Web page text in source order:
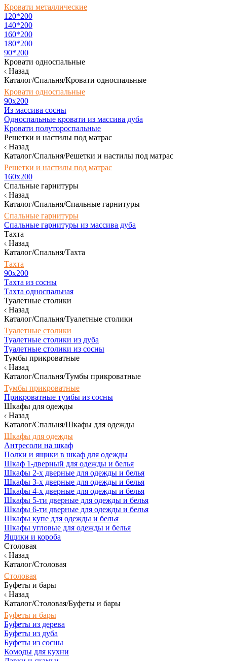
Кровати металлические
120*200
140*200
160*200
180*200
90*200
Кровати односпальные
Назад
Каталог/Спальня/Кровати односпальные
Кровати односпальные
90х200
Из массива сосны
Односпальные кровати из массива дуба
Кровати полутороспальные
Решетки и настилы под матрас
Назад
Каталог/Спальня/Решетки и настилы под матрас
Решетки и настилы под матрас
160х200
Спальные гарнитуры
Назад
Каталог/Спальня/Спальные гарнитуры
Спальные гарнитуры
Спальные гарнитуры из массива дуба
Тахта
Назад
Каталог/Спальня/Тахта
Тахта
90х200
Тахта из сосны
Тахта односпальная
Туалетные столики
Назад
Каталог/Спальня/Туалетные столики
Туалетные столики
Туалетные столики из дуба
Туалетные столики из сосны
Тумбы прикроватные
Назад
Каталог/Спальня/Тумбы прикроватные
Тумбы прикроватные
Прикроватные тумбы из сосны
Шкафы для одежды
Назад
Каталог/Спальня/Шкафы для одежды
Шкафы для одежды
Антресоли на шкаф
Полки и ящики в шкаф для одежды
Шкаф 1-дверный для одежды и белья
Шкафы 2-х дверные для одежды и белья
Шкафы 3-х дверные для одежды и белья
Шкафы 4-х дверные для одежды и белья
Шкафы 5-ти дверные для одежды и белья
Шкафы 6-ти дверные для одежды и белья
Шкафы купе для одежды и белья
Шкафы угловые для одежды и белья
Ящики и короба
Столовая
Назад
Каталог/Столовая
Столовая
Буфеты и бары
Назад
Каталог/Столовая/Буфеты и бары
Буфеты и бары
Буфеты из дерева
Буфеты из дуба
Буфеты из сосны
Комоды для кухни